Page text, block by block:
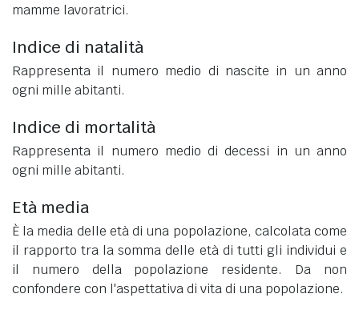
mamme lavoratrici.
Indice di natalità
Rappresenta il numero medio di nascite in un anno
ogni mille abitanti.
Indice di mortalità
Rappresenta il numero medio di decessi in un anno
ogni mille abitanti.
Età media
È la media delle età di una popolazione, calcolata come
il rapporto tra la somma delle età di tutti gli individui e
il numero della popolazione residente. Da non
confondere con l'aspettativa di vita di una popolazione.